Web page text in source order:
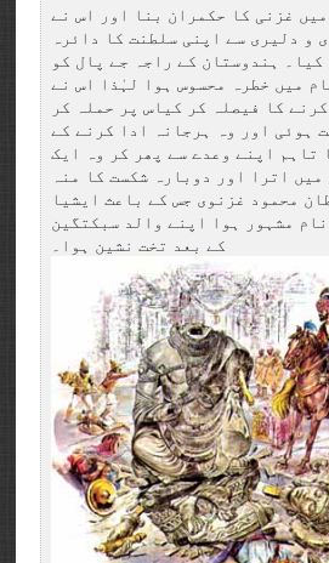
میں غزنی کا حکمران بنا اور اس نے
و دلیری سے اپنی سلطنت کا دائرہ
ہندوستان کے راجہ جے پال کو
میں خطرہ محسوس ہوا لہٰذا اس نے
کا فیصلہ کر کیاس پر حملہ کر
ہوئی اور وہ ہرجانہ ادا کرنے کے
تاہم اپنے وعدے سے پھر کر وہ ایک
میں اترا اور دوبارہ شکست کا منہ
محمود غزنوی جس کے باعث ایشیا
مشہور ہوا اپنے والد سبکتگین
کے بعد تخت نشین ہوا۔